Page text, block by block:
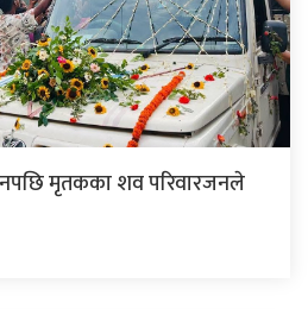
मृतकका शव परिवारजनले